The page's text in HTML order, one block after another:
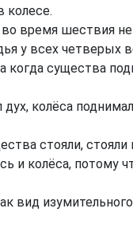
колесе.
время шествия не
у всех четверых
когда существа
колёса
стояли, стояли
и колёса, потому
вид изумительного